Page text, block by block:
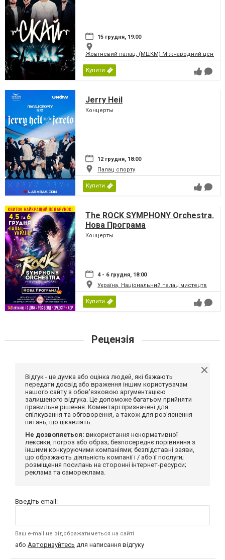
15 грудня, 19:00
Жовтневий палац, (МЦКМ) Міжнародний центр
Купити
Jerry Heil
Концерты
12 грудня, 18:00
Палац спорту
Купити
The ROCK SYMPHONY Orchestra.
Нова Програма
Концерты
4 - 6 грудня, 18:00
Україна, Національний палац мистецтв
Купити
Рецензія
Відгук - це думка або оцінка людей, які бажають
передати досвід або враження іншим користувачам
нашого сайту з обов'язковою аргументацією
залишеного відгука. Це допоможе багатьом прийняти
правильне рішення. Коментарі призначені для
спілкування та обговорення, а також для роз'яснення
питань, що цікавлять.
Не дозволяється: використання ненормативної
лексики, погроз або образ; безпосереднє порівняння з
іншими конкуруючими компаніями; безпідставні заяви,
що ображають діяльність компанії і / або її послуги;
розміщення посилань на сторонні інтернет-ресурси;
реклама та самореклама.
Введіть email:
Ваш e-mail не відображатиметься на сайті
або Авторизуйтесь для написання відгуку